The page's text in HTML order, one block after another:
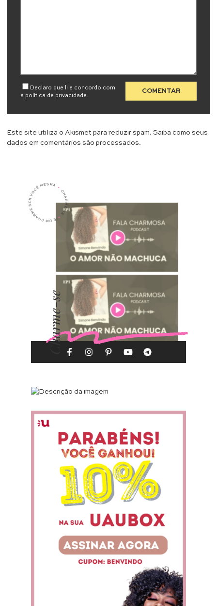
Declaro que li e concordo com
a política de privacidade.
Este site utiliza o Akismet para reduzir spam. Saiba como seus
dados em comentários são processados.
Charme-se